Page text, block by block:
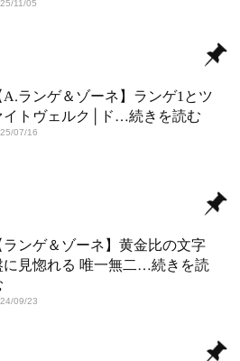
11/05
A.ランゲ＆ゾーネ】ランゲ1とツ
イトヴェルク│ド …続きを読む
07/16
ランゲ＆ゾーネ】黄金比の文字
に見惚れる 唯一無二 …続きを読
09/23